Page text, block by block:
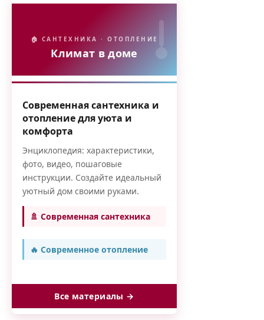
🏠 САНТЕХНИКА · ОТОПЛЕНИЕ
Климат в доме
Современная сантехника и
отопление для уюта и
комфорта
Энциклопедия: характеристики,
фото, видео, пошаговые
инструкции. Создайте идеальный
уютный дом своими руками.
🚿 Современная сантехника
🔥 Современное отопление
Все материалы →